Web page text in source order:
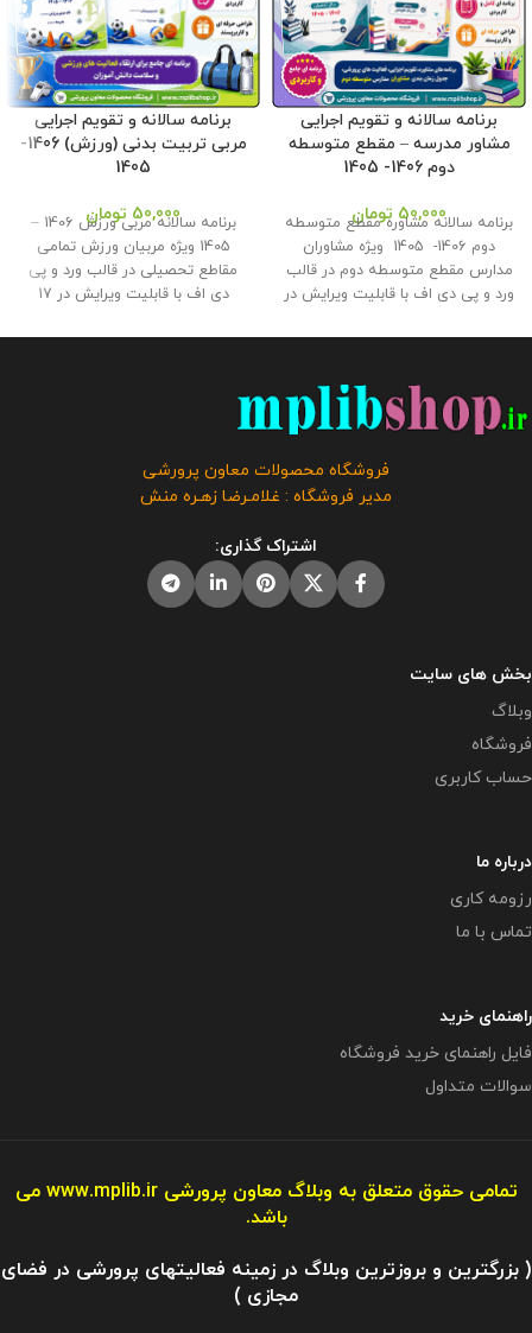
برنامه سالانه و تقویم اجرایی
مشاور مدرسه – مقطع متوسطه
دوم 1406- 1405
50,000 تومان
برنامه سالانه مشاوره مقطع متوسطه
دوم 1406- 1405 ویژه مشاوران
مدارس مقطع متوسطه دوم در قالب
ورد و پی دی اف با قابلیت ویرایش در
مدرسه در 12 صفحه در قالب ورد و
فروشگاه معاون پرورشی طراحی
گردید . حجم فايل : 9.80 مگابايت
کلیه حقوق این برنامه متعلق به
فروشگاه معاون پرورشی می باشد و
فروش و انتشار رایگان این برنامه
توسط دیگران مورد رضایت ما نیست
برنامه سالانه و تقویم اجرایی
مربی تربیت بدنی (ورزش) 1406-
1405
50,000 تومان
برنامه سالانه مربی ورزش 1406 –
1405 ویژه مربیان ورزش تمامی
مقاطع تحصیلی در قالب ورد و پی
دی اف با قابلیت ویرایش در 17
اجرایی مدرسه در 7 صفحه در قالب
کلیه حقوق این برنامه متعلق به
فروشگاه معاون پرورشی می باشد و
فروش و انتشار رایگان این برنامه
و شرعا حرام می باشد .
فروشگاه محصولات معاون پرورشی
مدیر فروشگاه : غلامـرضا زهـره منش
اشتراک گذاری:
بخش های سایت
وبلاگ
فروشگاه
حساب کاربری
درباره ما
رزومه کاری
تماس با ما
راهنمای خرید
فایل راهنمای خرید فروشگاه
سوالات متداول
تمامی حقوق متعلق به وبلاگ معاون پرورشیwww.mplib.ir می
باشد.
( بزرگترین و بروزترین وبلاگ در زمینه فعالیتهای پرورشی در فضای
مجازی )